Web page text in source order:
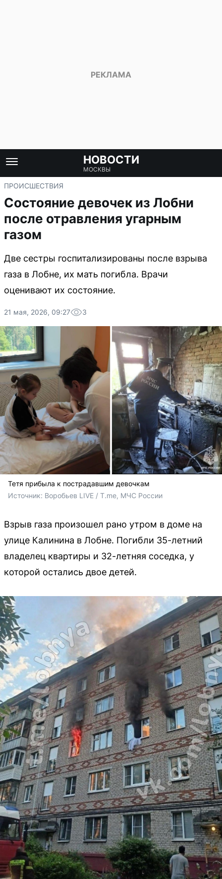
НОВОСТИ
МОСКВЫ
ПРОИСШЕСТВИЯ
Состояние девочек из Лобни
после отравления угарным
газом
Две сестры госпитализированы после взрыва
газа в Лобне, их мать погибла. Врачи
оценивают их состояние.
21 мая, 2026, 09:27 3
Тетя прибыла к пострадавшим девочкам
Источник: Воробьев LIVE / T.me, МЧС России
Взрыв газа произошел рано утром в доме на
улице Калинина в Лобне. Погибли 35-летний
владелец квартиры и 32-летняя соседка, у
которой остались двое детей.